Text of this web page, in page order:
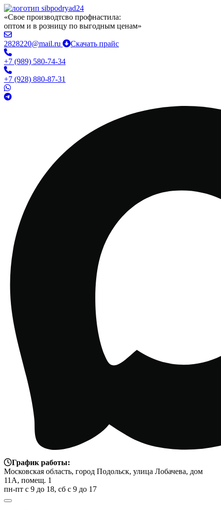
«Свое производтсво профнастила:
оптом и в розницу по выгодным ценам»
2828220@mail.ru Скачать прайс
+7 (989) 580-74-34
+7 (928) 880-87-31
График работы:
Московская область, город Подольск, улица Лобачева, дом
11А, помещ. 1
пн-пт с 9 до 18, сб с 9 до 17